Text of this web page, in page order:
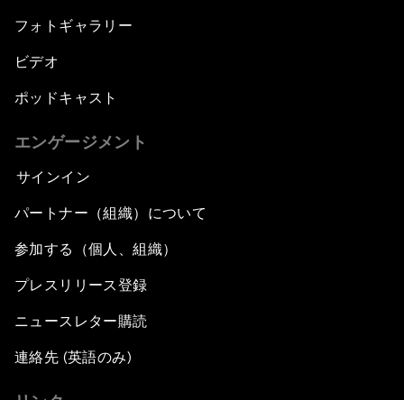
フォトギャラリー
ビデオ
ポッドキャスト
エンゲージメント
サインイン
パートナー（組織）について
参加する（個人、組織）
プレスリリース登録
ニュースレター購読
連絡先 (英語のみ)